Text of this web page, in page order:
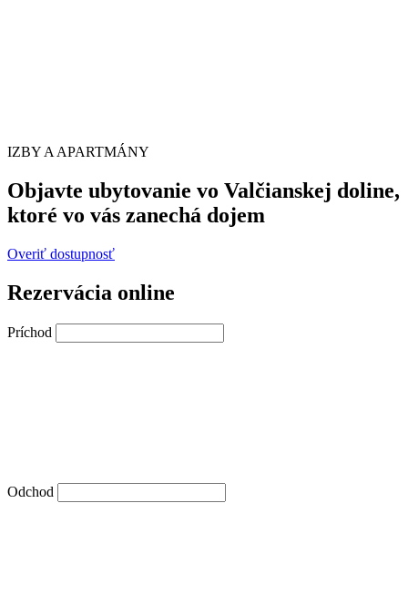
IZBY A APARTMÁNY
Objavte ubytovanie vo Valčianskej doline,
ktoré vo vás zanechá dojem
Overiť dostupnosť
Rezervácia online
Príchod
Odchod